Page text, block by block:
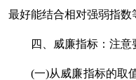
最好能结合相对强弱指数
四、威廉指标：注意
(一)从威廉指标的取值